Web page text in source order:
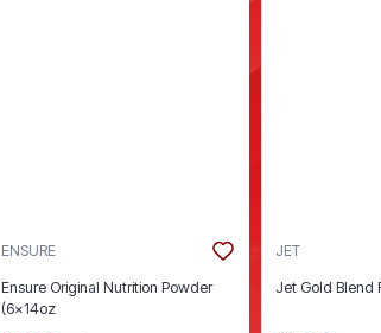
ENSURE
Ensure Original Nutrition Powder
(6x14oz
JET
Jet Gold Blend